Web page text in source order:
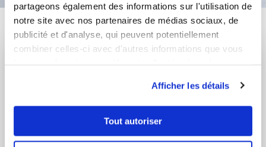
partageons également des informations sur l'utilisation de
notre site avec nos partenaires de médias sociaux, de
publicité et d'analyse, qui peuvent potentiellement
combiner celles-ci avec d'autres informations que vous
Afficher les détails
Tout autoriser
Vous aimerez aussi ...